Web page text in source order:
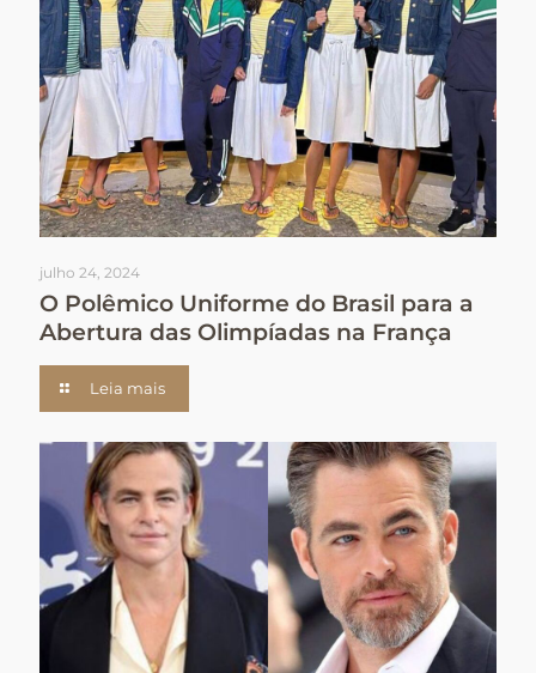
julho 24, 2024
O Polêmico Uniforme do Brasil para a
Abertura das Olimpíadas na França
Leia mais